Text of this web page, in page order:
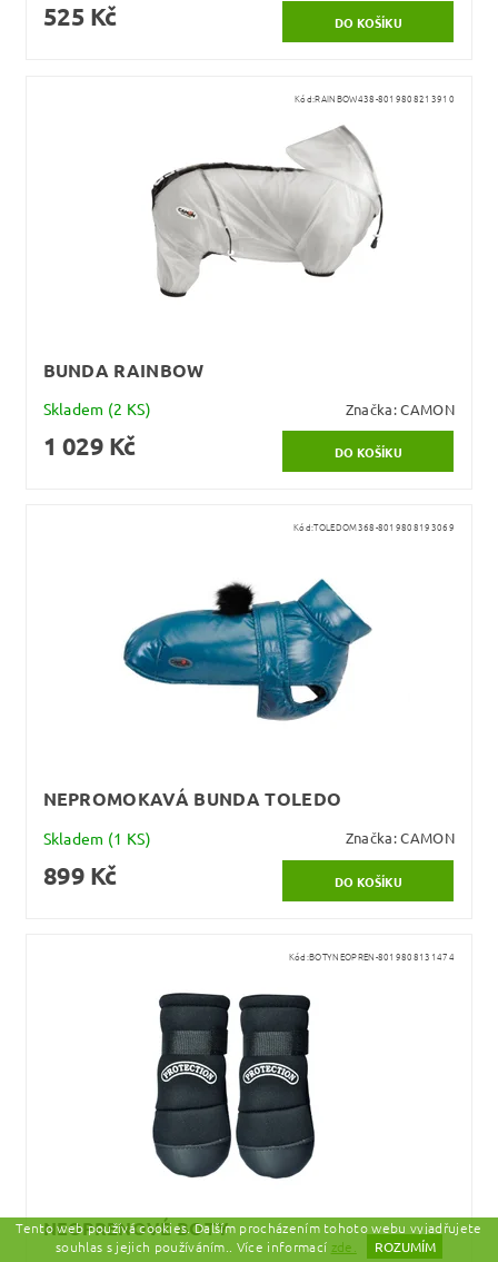
525 Kč
Kód:RAINBOW438-8019808213910
BUNDA RAINBOW
Skladem (2 KS) Značka:CAMON
1 029 Kč
Kód:TOLEDOM368-8019808193069
NEPROMOKAVÁ BUNDA TOLEDO
Skladem (1 KS) Značka:CAMON
899 Kč
Kód:BOTYNEOPREN-8019808131474
NEOPRENOVÉ BOTY
Tento web používá cookies. Dalším procházením tohoto webu vyjadřujete
souhlas s jejich používáním.. Více informací zde. ROZUMÍM